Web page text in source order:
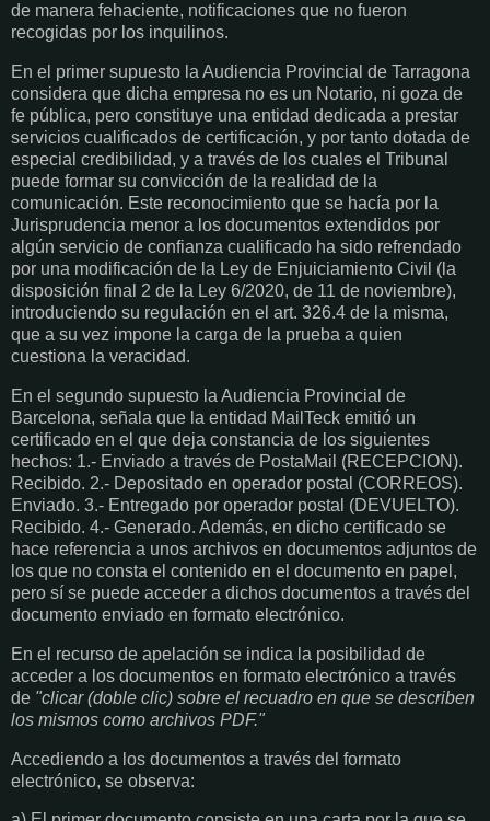
de manera fehaciente, notificaciones que no fueron
recogidas por los inquilinos.
En el primer supuesto la Audiencia Provincial de Tarragona
considera que dicha empresa no es un Notario, ni goza de
fe pública, pero constituye una entidad dedicada a prestar
servicios cualificados de certificación, y por tanto dotada de
especial credibilidad, y a través de los cuales el Tribunal
puede formar su convicción de la realidad de la
comunicación. Este reconocimiento que se hacía por la
Jurisprudencia menor a los documentos extendidos por
algún servicio de confianza cualificado ha sido refrendado
por una modificación de la Ley de Enjuiciamiento Civil (la
disposición final 2 de la Ley 6/2020, de 11 de noviembre),
introduciendo su regulación en el art. 326.4 de la misma,
que a su vez impone la carga de la prueba a quien
cuestiona la veracidad.
En el segundo supuesto la Audiencia Provincial de
Barcelona, señala que la entidad MailTeck emitió un
certificado en el que deja constancia de los siguientes
hechos: 1.- Enviado a través de PostaMail (RECEPCION).
Recibido. 2.- Depositado en operador postal (CORREOS).
Enviado. 3.- Entregado por operador postal (DEVUELTO).
Recibido. 4.- Generado. Además, en dicho certificado se
hace referencia a unos archivos en documentos adjuntos de
los que no consta el contenido en el documento en papel,
pero sí se puede acceder a dichos documentos a través del
documento enviado en formato electrónico.
En el recurso de apelación se indica la posibilidad de
acceder a los documentos en formato electrónico a través
de "clicar (doble clic) sobre el recuadro en que se describen
los mismos como archivos PDF."
Accediendo a los documentos a través del formato
electrónico, se observa: